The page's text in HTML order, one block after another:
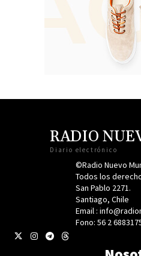
RADIO
Diario electrónico
©Radio Nuevo
Todos los
San Pablo 2271.
Santiago, Chile
Email :
Fono: 56 2